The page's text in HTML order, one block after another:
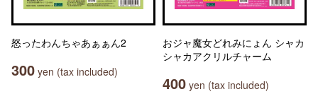
怒ったわんちゃあぁぁん2
300 yen (tax included)
おジャ魔女どれみにょん シャカ
シャカアクリルチャーム
400 yen (tax included)